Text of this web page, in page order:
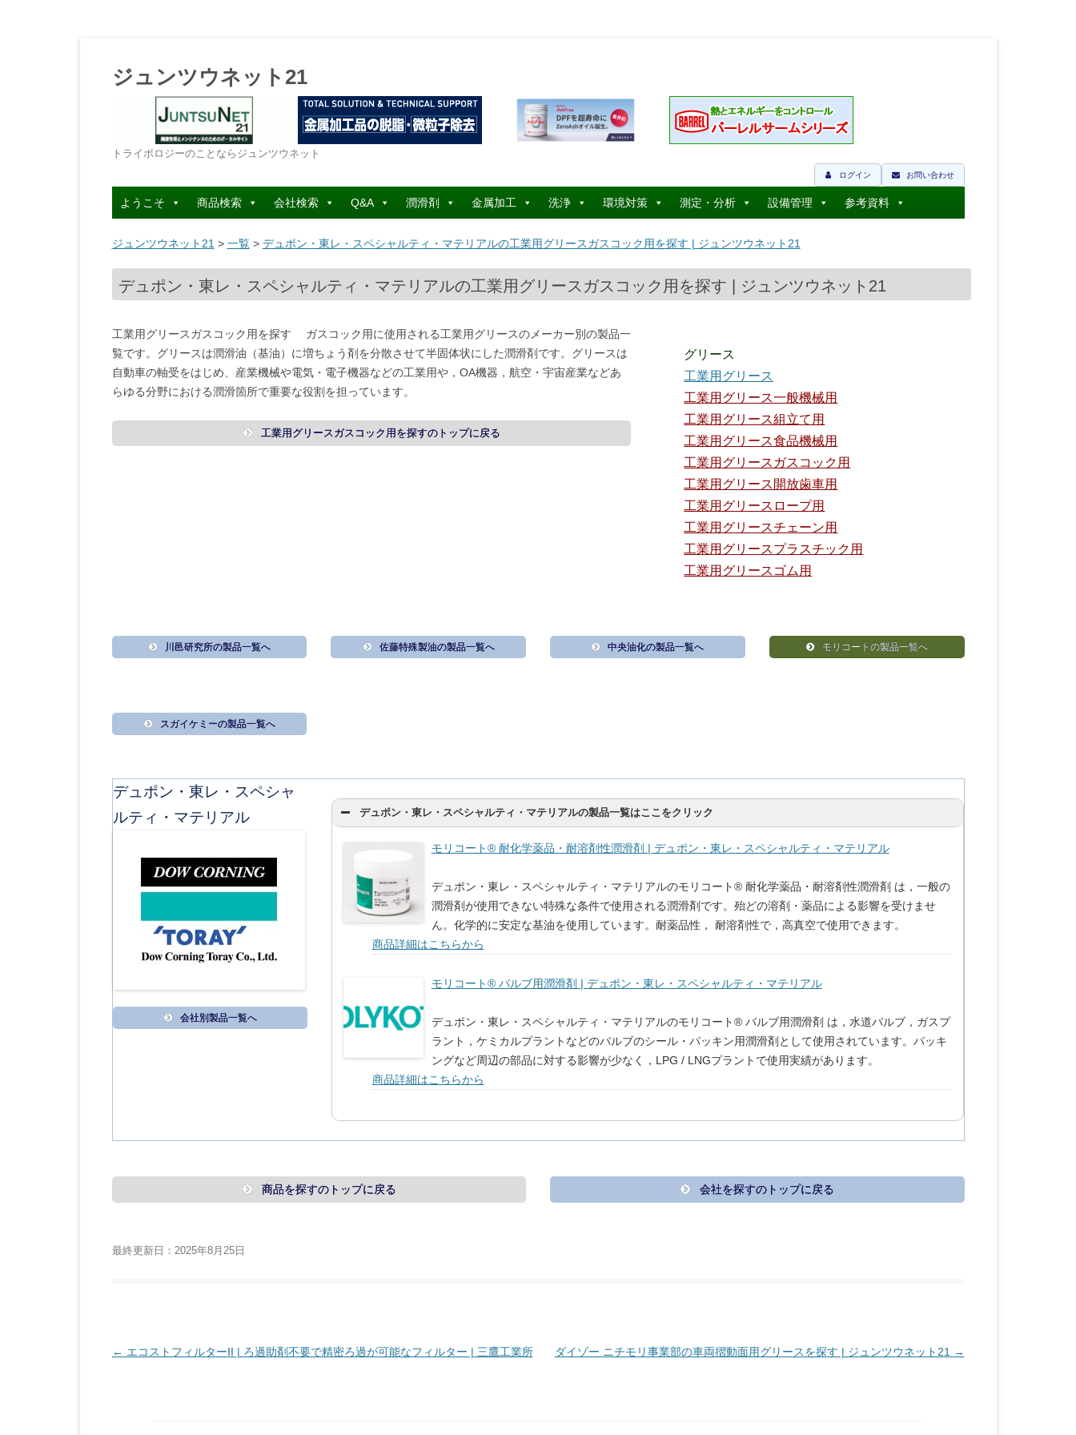
ジュンツウネット21
トライボロジーのことならジュンツウネット
お問い合わせ
ログイン
コ
ン
テ
ン
へ
キ
ッ
プ
ようこそ 商品検索 会社検索 Q&A 潤滑剤 金属加工 洗浄 環境対策 測定・分析 設備管理 参考資料
ジュンツウネット21 > 一覧> デュポン・東レ・スペシャルティ・マテリアルの工業用グリースガスコック用を探す | ジュンツウネット21
デュポン・東レ・スペシャルティ・マテリアルの工業用グリースガスコック用を探す | ジュンツウネット21
工業用グリースガスコック用を探す ガスコック用に使用される工業用グリースのメーカー別の製品一
覧です。グリースは潤滑油（基油）に増ちょう剤を分散させて半固体状にした潤滑剤です。グリースは
自動車の軸受をはじめ、産業機械や電気・電子機器などの工業用や，OA機器，航空・宇宙産業などあ
らゆる分野における潤滑箇所で重要な役割を担っています。
工業用グリースガスコック用を探すのトップに戻る
グリース
工業用グリース
工業用グリース一般機械用
工業用グリース組立て用
工業用グリース食品機械用
工業用グリースガスコック用
工業用グリース開放歯車用
工業用グリースロープ用
工業用グリースチェーン用
工業用グリースプラスチック用
工業用グリースゴム用
川邑研究所の製品一覧へ 佐藤特殊製油の製品一覧へ 中央油化の製品一覧へ モリコートの製品一覧へ
スガイケミーの製品一覧へ
デュポン・東レ・スペシャ
ルティ・マテリアル
会社別製品一覧へ
デュポン・東レ・スペシャルティ・マテリアルの製品一覧はここをクリック
モリコート® 耐化学薬品・耐溶剤性潤滑剤 | デュポン・東レ・スペシャルティ・マテリアル
デュポン・東レ・スペシャルティ・マテリアルのモリコート® 耐化学薬品・耐溶剤性潤滑剤 は，一般の
潤滑剤が使用できない特殊な条件で使用される潤滑剤です。殆どの溶剤・薬品による影響を受けませ
ん。化学的に安定な基油を使用しています。耐薬品性， 耐溶剤性で，高真空で使用できます。
商品詳細はこちらから
モリコート® バルブ用潤滑剤 | デュポン・東レ・スペシャルティ・マテリアル
デュポン・東レ・スペシャルティ・マテリアルのモリコート® バルブ用潤滑剤 は，水道バルブ，ガスプ
ラント，ケミカルプラントなどのバルブのシール・パッキン用潤滑剤として使用されています。パッキ
ングなど周辺の部品に対する影響が少なく，LPG / LNGプラントで使用実績があります。
商品詳細はこちらから
商品を探すのトップに戻る 会社を探すのトップに戻る
最終更新日：2025年8月25日
投
← エコストフィルターII | ろ過助剤不要で精密ろ過が可能なフィルター | 三鷹工業所 ダイゾー ニチモリ事業部の車両摺動面用グリースを探す | ジュンツウネット21 →